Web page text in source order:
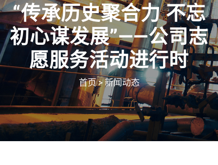
“传承历史聚合力 不忘
初心谋发展”——公司志
愿服务活动进行时
首页>新闻动态